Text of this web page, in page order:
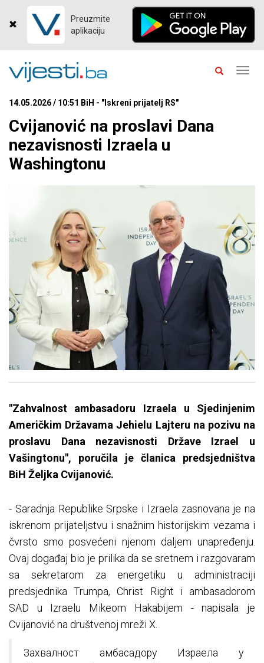
Preuzmite
aplikaciju
14.05.2026 / 10:51 BiH - "Iskreni prijatelj RS"
Cvijanović na proslavi Dana
nezavisnosti Izraela u
Washingtonu
"Zahvalnost ambasadoru Izraela u Sjedinjenim
Američkim Državama Јehielu Lajteru na pozivu na
proslavu Dana nezavisnosti Države Izrael u
Vašingtonu", poručila je članica predsjedništva
BiH Željka Cvijanović.
- Saradnja Republike Srpske i Izraela zasnovana je na
iskrenom prijateljstvu i snažnim historijskim vezama i
čvrsto smo posvećeni njenom daljem unapređenju.
Ovaj događaj bio je prilika da se sretnem i razgovaram
sa sekretarom za energetiku u administraciji
predsjednika Trumpa, Christ Right i ambasadorom
SAD u Izraelu Mikeom Hakabijem - napisala je
Cvijanović na društvenoj mreži X.
Захвалност амбасадору Израела у